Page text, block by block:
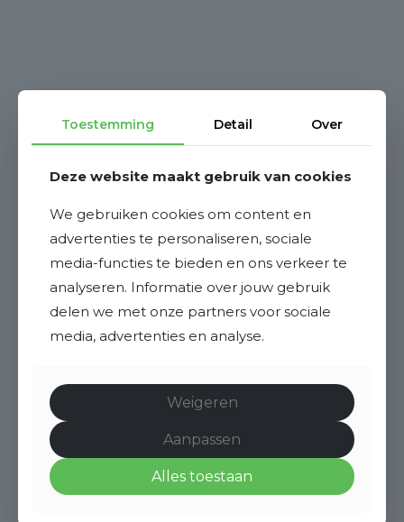
Toestemming Detail Over
Deze website maakt gebruik van cookies
We gebruiken cookies om content en
advertenties te personaliseren, sociale
media-functies te bieden en ons verkeer te
analyseren. Informatie over jouw gebruik
delen we met onze partners voor sociale
media, advertenties en analyse.
Weigeren
Aanpassen
Alles toestaan